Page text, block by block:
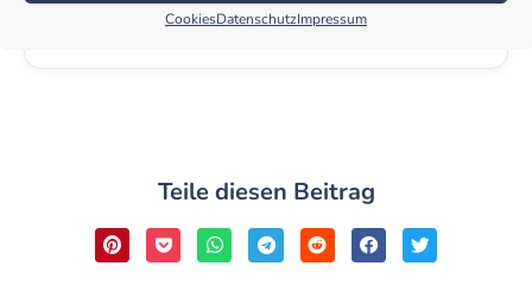
CookiesDatenschutzImpressum
Preis & Verfügbarkeit auf Amazon
Teile diesen Beitrag